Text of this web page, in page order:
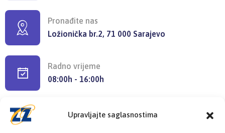
Upravljajte saglasnostima
Pronađite nas
Ložionička br.2, 71 000 Sarajevo
Radno vrijeme
08:00h - 16:00h